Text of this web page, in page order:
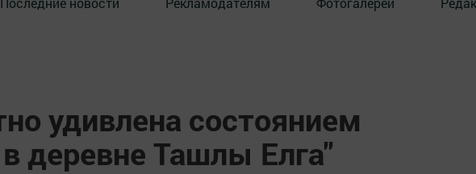
удивлена состоянием
деревне Ташлы Елга"